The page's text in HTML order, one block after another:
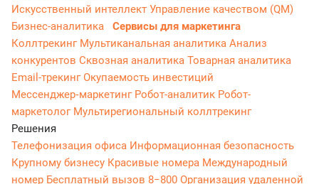
Искусственный интеллект Управление качеством (QM)
Бизнес-аналитика
Сервисы для маркетинга
Коллтрекинг Мультиканальная аналитика Анализ
конкурентов Сквозная аналитика Товарная аналитика
Email-трекингОкупаемость инвестиций
Мессенджер‑маркетинг Робот-аналитик Робот-
маркетолог Мультирегиональный коллтрекинг
Решения
Телефонизация офиса Информационная безопасность
Крупному бизнесу Красивые номера Международный
номер Бесплатный вызов 8−800 Организация удаленной